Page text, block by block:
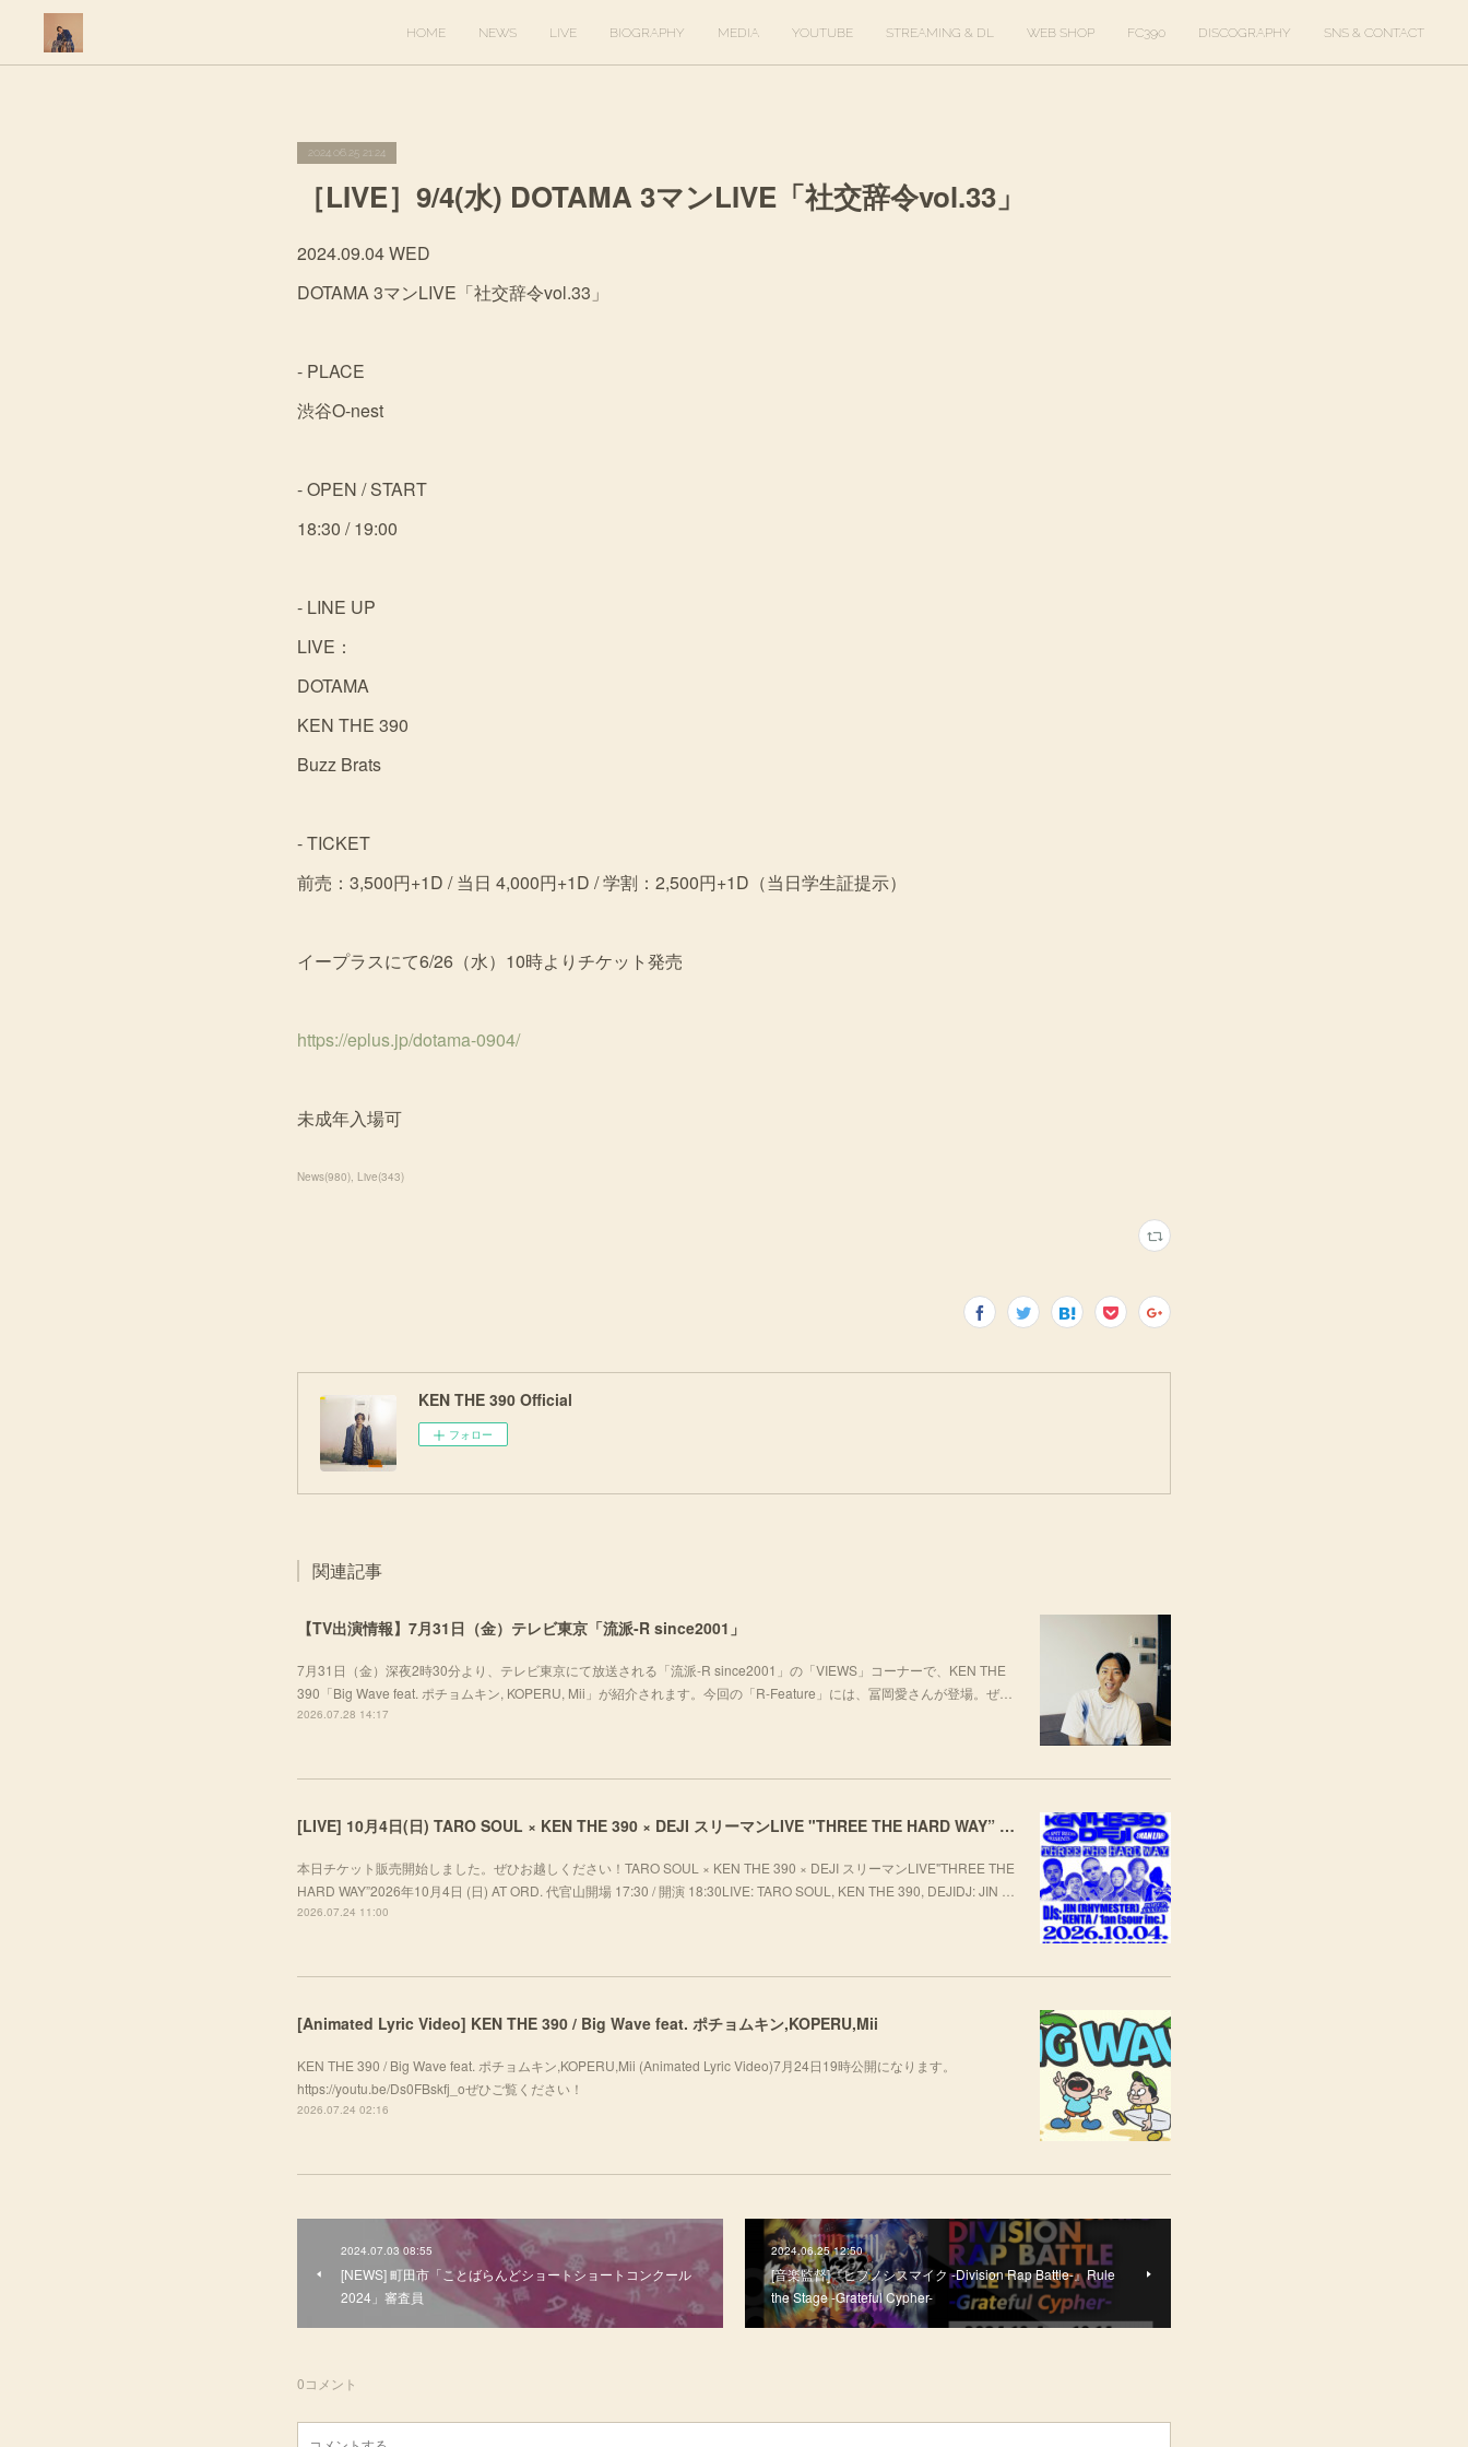
HOME NEWS LIVE BIOGRAPHY MEDIA YOUTUBE STREAMING & DL WEB SHOP FC390 DISCOGRAPHY SNS & CONTACT
2024.06.25 21:24
［LIVE］9/4(水) DOTAMA 3マンLIVE「社交辞令vol.33」
2024.09.04 WED
DOTAMA 3マンLIVE「社交辞令vol.33」
- PLACE
渋谷O-nest
- OPEN / START
18:30 / 19:00
- LINE UP
LIVE：
DOTAMA
KEN THE 390
Buzz Brats
- TICKET
前売：3,500円+1D / 当日 4,000円+1D / 学割：2,500円+1D（当日学生証提示）
イープラスにて6/26（水）10時よりチケット発売
https://eplus.jp/dotama-0904/
未成年入場可
News(980) Live(343)
KEN THE 390 Official
フォロー
関連記事
【TV出演情報】7月31日（金）テレビ東京「流派-R since2001」
7月31日（金）深夜2時30分より、テレビ東京にて放送される「流派-R since2001」の「VIEWS」コーナーで、KEN THE
390「Big Wave feat. ポチョムキン, KOPERU, Mii」が紹介されます。今回の「R-Feature」には、冨岡愛さんが登場。ぜ…
2026.07.28 14:17
[LIVE] 10月4日(日) TARO SOUL × KEN THE 390 × DEJI スリーマンLIVE "THREE THE HARD WAY” @ ORD. 代官山
本日チケット販売開始しました。ぜひお越しください！TARO SOUL × KEN THE 390 × DEJI スリーマンLIVE"THREE THE
HARD WAY”2026年10月4日 (日) AT ORD. 代官山開場 17:30 / 開演 18:30LIVE: TARO SOUL, KEN THE 390, DEJIDJ: JIN …
2026.07.24 11:00
[Animated Lyric Video] KEN THE 390 / Big Wave feat. ポチョムキン,KOPERU,Mii
KEN THE 390 / Big Wave feat. ポチョムキン,KOPERU,Mii (Animated Lyric Video)7月24日19時公開になります。
https://youtu.be/Ds0FBskfj_oぜひご覧ください！
2026.07.24 02:16
2024.07.03 08:55
[NEWS] 町田市「ことばらんどショートショートコンクール
2024」審査員
2024.06.25 12:50
[音楽監督]『ヒプノシスマイク -Division Rap Battle-』Rule
the Stage -Grateful Cypher-
0コメント